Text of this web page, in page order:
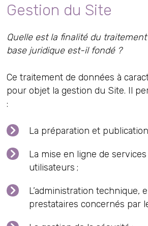
Gestion du Site
Quelle est la finalité du
base juridique est-il fondé ?
Ce traitement de données à
pour objet la gestion du Site. Il
:
La préparation et
La mise en ligne de
utilisateurs ;
L’administration technique,
prestataires concernés par